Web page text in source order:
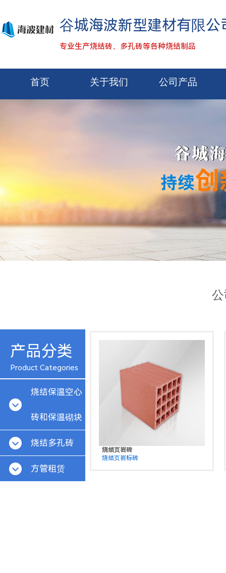
首页 关于我们 公司产品
烧结页岩砖
烧结页岩标砖
产品分类
Product Categories
烧结保温空心
砖和保温砌块
烧结多孔砖
方管租赁
谷城海波新型建材有限公
专业生产烧结砖、多孔砖等各种烧结制品